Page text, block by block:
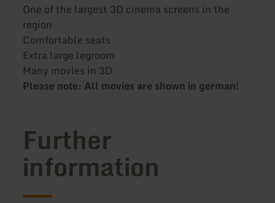
One of the largest 3D cinema screens in the
region
Comfortable seats
Extra large legroom
Many movies in 3D
Please note: All movies are shown in german!
Further
information